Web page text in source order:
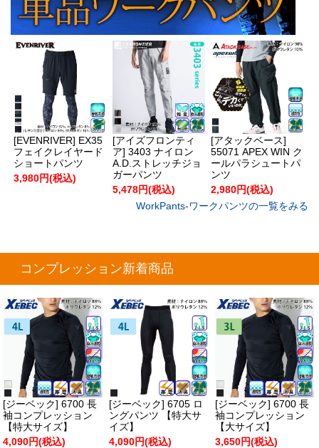
[EVENRIVER] EX35
フェイクレイヤード
ショートパンツ
3,980円(税込)
[アイズフロンティ
ア] 3403 ナイロン
A.D.ストレッチジョ
ガーパンツ
5,478円(税込)
[アタックベース]
55071 APEX WIN ク
ールパラシュートパ
ンツ
2,980円(税込)
WorkPants-ワークパンツの一覧をみる
コンプレッション新着商品
[ジーベック] 6700 長
袖コンプレッション
【特大サイズ】
4,090円(税込)
[ジーベック] 6705 ロ
ングパンツ 【特大サ
イズ】
4,090円(税込)
[ジーベック] 6700 長
袖コンプレッション
【大サイズ】
3,650円(税込)